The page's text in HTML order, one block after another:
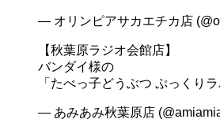
— オリンピアサカエチカ店
【秋葉原ラジオ会館店】
バンダイ様の
「たべっ子どうぶつ ぷっくり
— あみあみ秋葉原店